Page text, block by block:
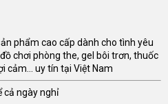
phẩm cao cấp dành cho tình yêu
chơi phòng the, gel bôi trơn, thuốc
cảm... uy tín tại Việt Nam
cả ngày nghỉ